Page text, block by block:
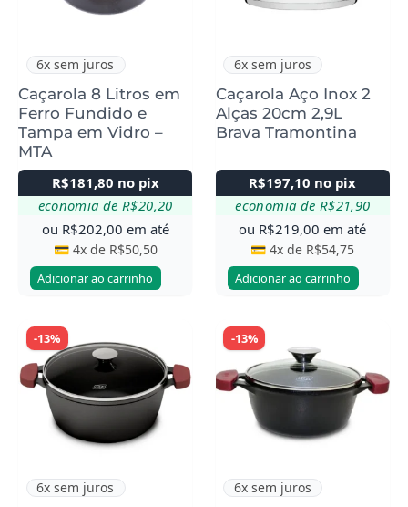
6x sem juros
Caçarola 8 Litros em
Ferro Fundido e
Tampa em Vidro –
MTA
R$181,80 no pix
economia deR$20,20
ou R$202,00 em até
💳 4x de R$50,50
Adicionar ao carrinho
6x sem juros
Caçarola Aço Inox 2
Alças 20cm 2,9L
Brava Tramontina
R$197,10 no pix
economia de R$21,90
ou R$219,00 em até
💳 4x de R$54,75
Adicionar ao carrinho
-13%
6x sem juros
-13%
6x sem juros